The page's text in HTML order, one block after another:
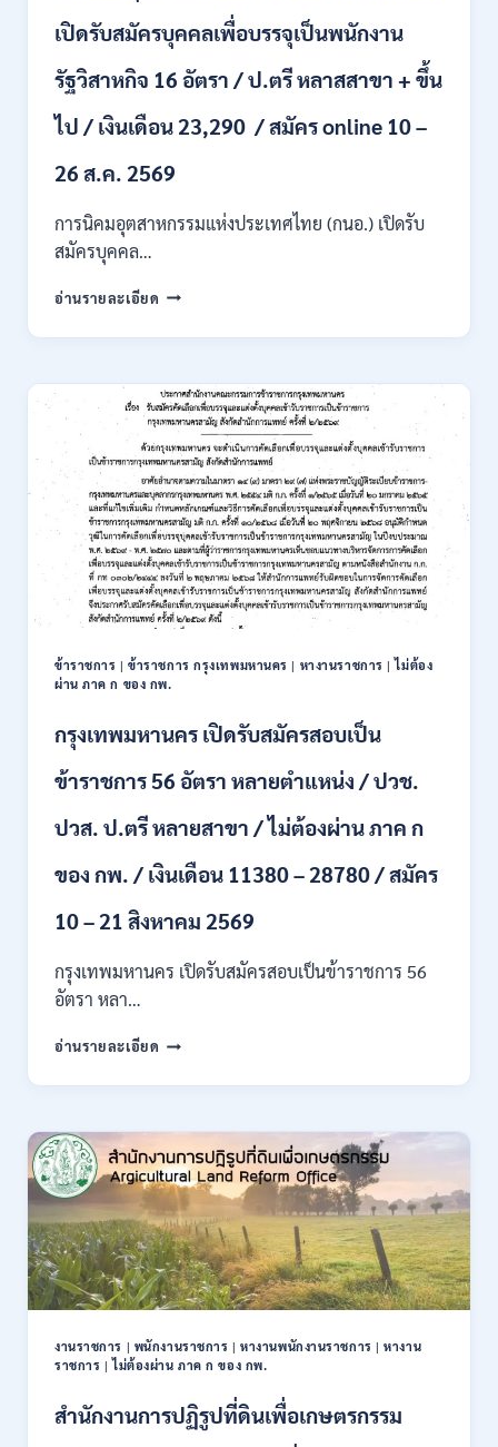
เปิดรับสมัครบุคคลเพื่อบรรจุเป็นพนักงาน
รัฐวิสาหกิจ 16 อัตรา / ป.ตรี หลาสสาขา + ขึ้น
ไป / เงินเดือน 23,290 / สมัคร online 10 –
26 ส.ค. 2569
การนิคมอุตสาหกรรมแห่งประเทศไทย (กนอ.) เปิดรับ
สมัครบุคคล…
อ่านรายละเอียด การ
อุตสาหกรรม
ประเทศไทย
(กนอ.)
เปิด
รับ
สมัคร
บุคคล
เพื่อ
บรรจุ
เป็น
พนักงาน
รัฐวิสาหกิจ
16
/
ป.ตรี
ส
+
ไป
เงิน
23,290
สมัคร
ONLINE
26
ข้าราชการ |ข้าราชการ กรุงเทพมหานคร | หางานราชการ |ไม่ต้อง
ผ่าน ภาค ก ของ กพ.
กรุงเทพมหานคร เปิดรับสมัครสอบเป็น
ข้าราชการ 56 อัตรา หลายตำแหน่ง / ปวช.
ปวส. ป.ตรี หลายสาขา / ไม่ต้องผ่าน ภาค ก
ของ กพ. / เงินเดือน 11380 – 28780 / สมัคร
10 – 21 สิงหาคม 2569
กรุงเทพมหานคร เปิดรับสมัครสอบเป็นข้าราชการ 56
อัตรา หลา…
อ่านรายละเอียด กรุงเทพมหานคร
รับ
สอบ
เป็น
ข้าราชการ
56
อัตรา
หลาย
ตำแหน่ง
/
ปวช.
ป.ตรี
หลาย
/
งานราชการ | พนักงานราชการ |หางานพนักงานราชการ |หางาน
ราชการ |ไม่ต้องผ่าน ภาค ก ของ กพ.
สำนักงานการปฏิรูปที่ดินเพื่อเกษตรกรรม